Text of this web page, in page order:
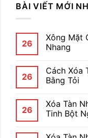
BÀI VIẾT MỚI
26
Xông Mặt
Nhang
26
Cách Xóa
Bằng Tỏi
26
Xóa Tàn
Tinh Bột